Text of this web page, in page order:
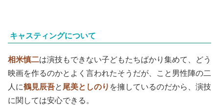
キャスティングについて
相米慎二は演技もできない子どもたちばかり集めて、どう
映画を作るのかとよく言われたそうだが、こと男性陣の二
人に鶴見辰吾と 尾美としのり を擁しているのだから、演技
に関しては安心できる。